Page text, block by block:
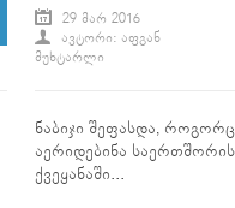
29 ᲛᲐᲠ 2016
ᲐᲕᲢᲝᲠᲘ: ᲐᲤᲒᲐᲜ
ᲛᲣᲮᲢᲐᲠᲚᲘ
ნაბიჯი შეფასდა,
აერიდებინა
ქვეყანაში...